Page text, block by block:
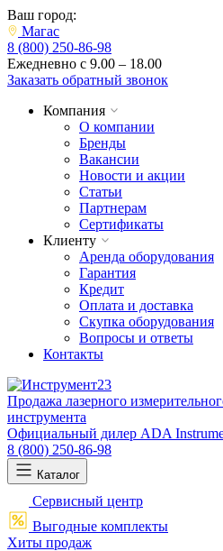
Ваш город:
Магас
8 (800) 250-86-98
Ежедневно с 9.00 – 18.00
Заказать обратный звонок
Компания
О компании
Бренды
Вакансии
Новости и акции
Статьи
Партнерам
Сертификаты
Клиенту
Аренда оборудования
Гарантия
Кредит
Оплата и доставка
Скупка оборудования
Вопросы и ответы
Контакты
Продажа лазерного
инструмента
Официальный дилер ADA
8 (800) 250-86-98
Каталог
Сервисный центр
Выгодные комплекты
Хиты продаж